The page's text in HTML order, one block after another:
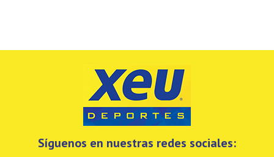
Síguenos en nuestras redes sociales: